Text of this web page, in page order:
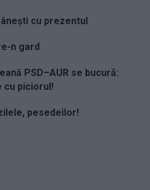
cu prezentul
n gard
PSD–AUR se bucură:
cu piciorul!
pesedeilor!